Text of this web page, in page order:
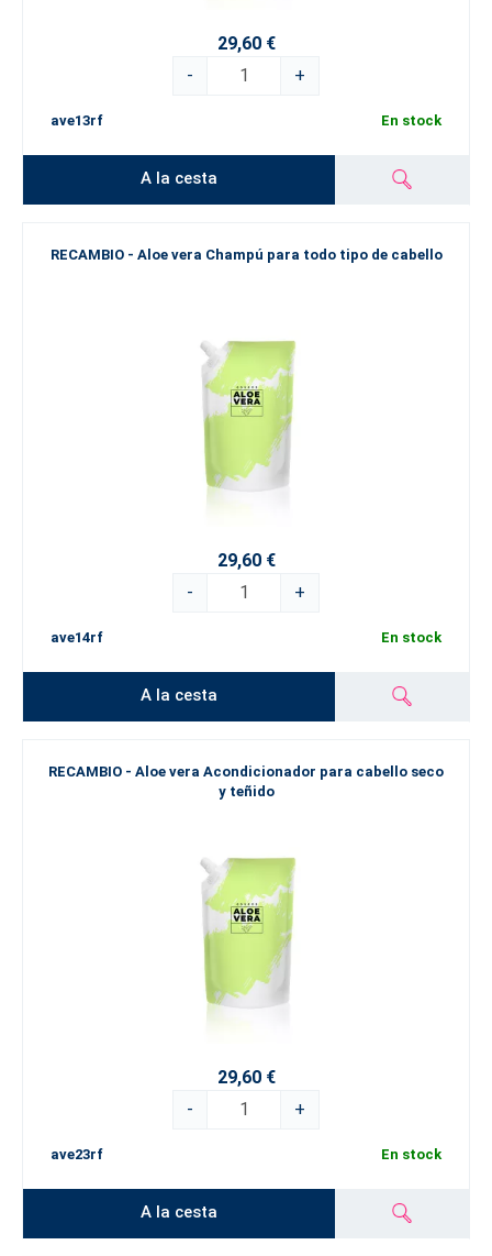
29,60 €
-
+
ave13rf En stock
A la cesta
RECAMBIO - Aloe vera Champú para todo tipo de cabello
29,60 €
-
+
ave14rf En stock
A la cesta
RECAMBIO - Aloe vera Acondicionador para cabello seco
y teñido
29,60 €
-
+
ave23rf En stock
A la cesta